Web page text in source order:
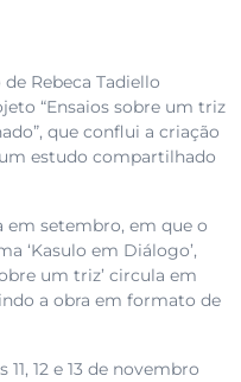
Rebeca Tadiello
“Ensaios sobre um triz
que conflui a criação
estudo compartilhado
em setembro, em que o
‘Kasulo em Diálogo’,
um triz’ circula em
a obra em formato de
12 e 13 de novembro